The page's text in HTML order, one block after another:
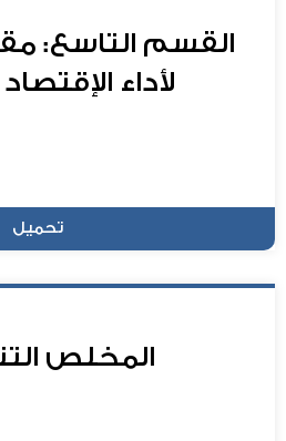
القسم التاسع:
لأداء
تحميل
المخلص